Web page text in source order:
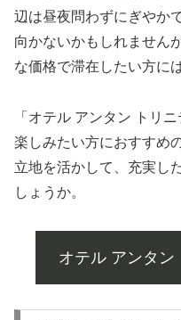
辺は昼夜問わずにぎやか
向かないかもしれません
な価格で滞在したい方に
「オテル アンタン トリ
楽しみたい方におすすめ
立地を活かして、充実し
しょうか。
オテル アンタン